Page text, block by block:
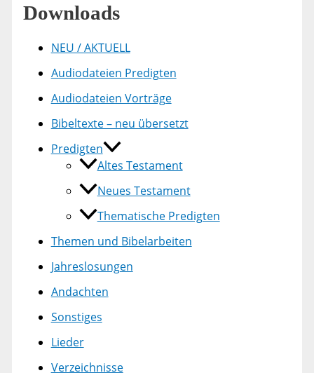
Downloads
NEU / AKTUELL
Audiodateien Predigten
Audiodateien Vorträge
Bibeltexte – neu übersetzt
Predigten
Altes Testament
Neues Testament
Thematische Predigten
Themen und Bibelarbeiten
Jahreslosungen
Andachten
Sonstiges
Lieder
Verzeichnisse